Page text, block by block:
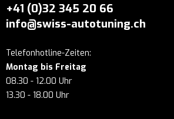
+41 (0)32 345 20 66
info@swiss-autotuning.ch
Telefonhotline-Zeiten:
Montag bis Freitag
08.30 - 12.00 Uhr
13.30 - 18.00 Uhr